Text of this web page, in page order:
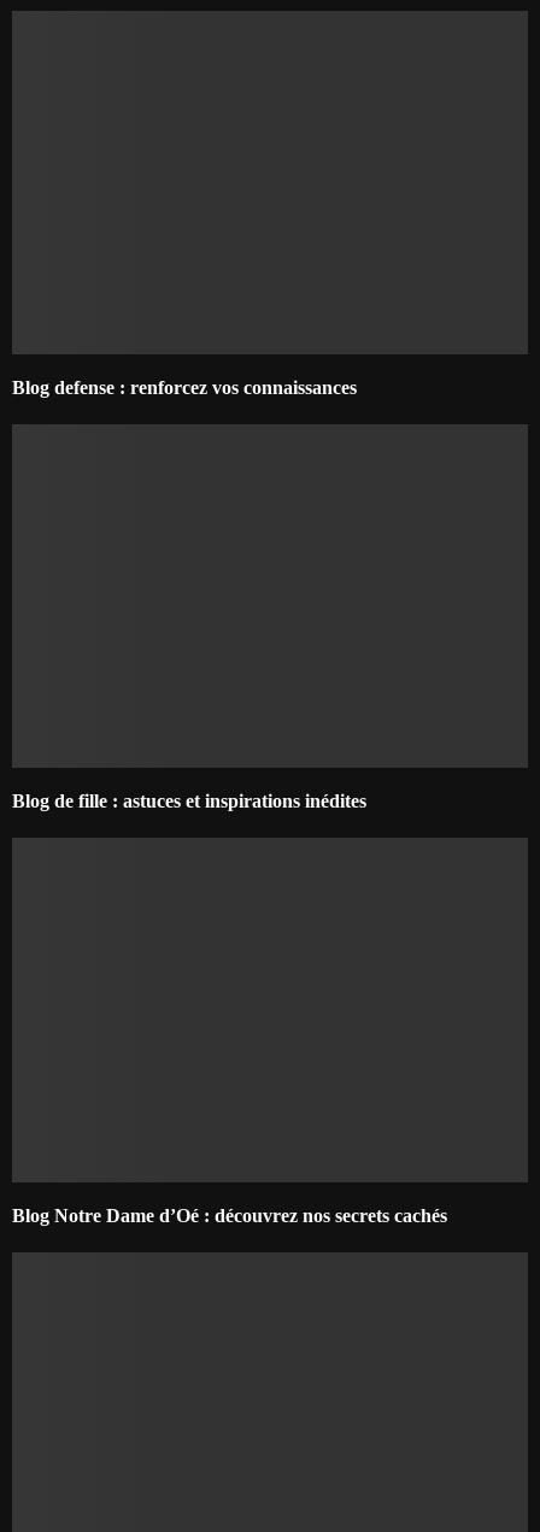
Blog defense : renforcez vos connaissances
Blog de fille : astuces et inspirations inédites
Blog Notre Dame d’Oé : découvrez nos secrets cachés